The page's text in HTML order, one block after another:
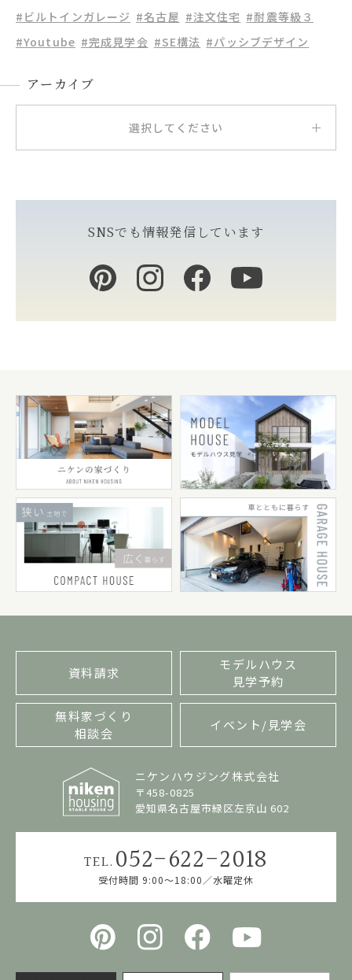
#ビルトインガレージ #名古屋 #注文住宅 #耐震等級３
#Youtube #完成見学会 #SE構法 #パッシブデザイン
アーカイブ
選択してください
SNSでも情報発信しています
見学会
見学
ニケンハウジング株式会社
〒458-0825
愛知県名古屋市緑区左京山 602
TEL. 052-622-2018
受付時間 9:00〜18:00／水曜定休
資料請求
モデルハウス
見学予約
無料家づくり
相談会
イベント/見学会